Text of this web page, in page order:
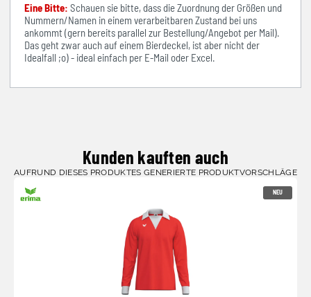
Eine Bitte: Schauen sie bitte, dass die Zuordnung der Größen und
Nummern/Namen in einem verarbeitbaren Zustand bei uns
ankommt (gern bereits parallel zur Bestellung/Angebot per Mail).
Das geht zwar auch auf einem Bierdeckel, ist aber nicht der
Idealfall ;o) - ideal einfach per E-Mail oder Excel.
Kunden kauften auch
AUFRUND DIESES PRODUKTES GENERIERTE PRODUKTVORSCHLÄGE
NEU